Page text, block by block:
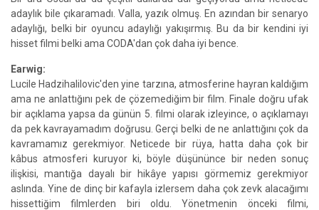
adaylık bile çıkaramadı. Valla, yazık olmuş. En azından bir senaryo
adaylığı, belki bir oyuncu adaylığı yakışırmış. Bu da bir kendini iyi
hisset filmi belki ama CODA'dan çok daha iyi bence.
Earwig:
Lucile Hadzihalilovic'den yine tarzına, atmosferine hayran kaldığım
ama ne anlattığını pek de çözemediğim bir film. Finale doğru ufak
bir açıklama yapsa da günün 5. filmi olarak izleyince, o açıklamayı
da pek kavrayamadım doğrusu. Gerçi belki de ne anlattığını çok da
kavramamız gerekmiyor. Neticede bir rüya, hatta daha çok bir
kâbus atmosferi kuruyor ki, böyle düşününce bir neden sonuç
ilişkisi, mantığa dayalı bir hikâye yapısı görmemiz gerekmiyor
aslında. Yine de dinç bir kafayla izlersem daha çok zevk alacağımı
hissettiğim filmlerden biri oldu. Yönetmenin önceki filmi,